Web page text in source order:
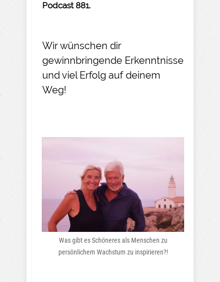
Podcast 881.
Wir wünschen dir
gewinnbringende Erkenntnisse
und viel Erfolg auf deinem
Weg!
Was gibt es Schöneres als Menschen zu
persönlichem Wachstum zu inspirieren?!